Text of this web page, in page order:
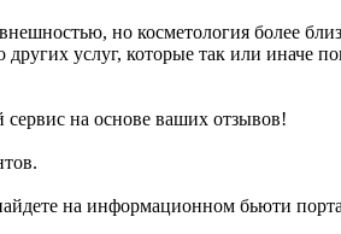
но косметология более
услуг, которые так или иначе
на основе ваших отзывов!
на информационном бьюти